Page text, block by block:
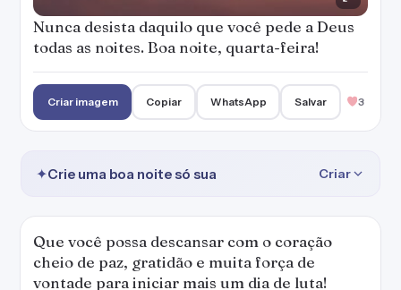
Nunca desista daquilo que você pede a Deus
todas as noites. Boa noite, quarta-feira!
Criar imagem Copiar WhatsApp Salvar 3
✦Crie uma boa noite só sua Criar
Que você possa descansar com o coração
cheio de paz, gratidão e muita força de
vontade para iniciar mais um dia de luta!